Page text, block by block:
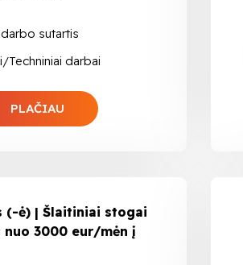
sutartis
Techniniai darbai
PLAČIAU
(-ė) | Šlaitiniai stogai
3000 eur/mėn į